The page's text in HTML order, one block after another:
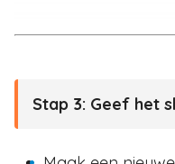
Stap 3: Geef het